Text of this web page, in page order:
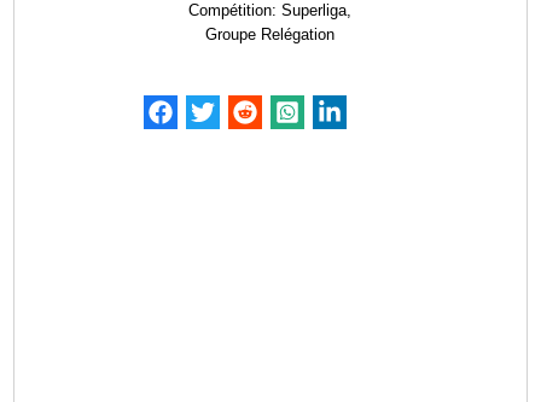
Compétition:Superliga,
Groupe Relégation